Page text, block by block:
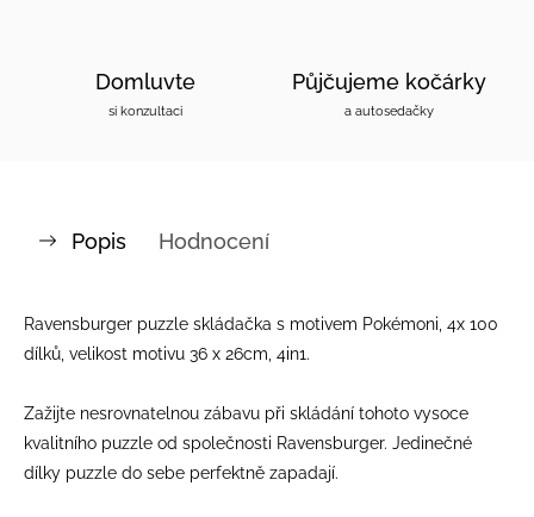
Domluvte
si konzultaci
Půjčujeme kočárky
a autosedačky
Popis Hodnocení
Ravensburger puzzle skládačka s motivem Pokémoni, 4x 100
dílků, velikost motivu 36 x 26cm, 4in1.
Zažijte nesrovnatelnou zábavu při skládání tohoto vysoce
kvalitního puzzle od společnosti Ravensburger. Jedinečné
dílky puzzle do sebe perfektně zapadají.